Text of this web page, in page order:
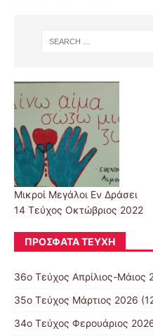
Μικροί Μεγάλοι Εν Δράσει
14 Tεύχος Οκτώβριος 2022
ΠΡΌΣΦΑΤΑ ΤΕΎΧΗ
36ο Τεύχος Απρίλιος-Μάιος
35ο Τεύχος Μάρτιος 2026
34ο Τεύχος Φερουάριος